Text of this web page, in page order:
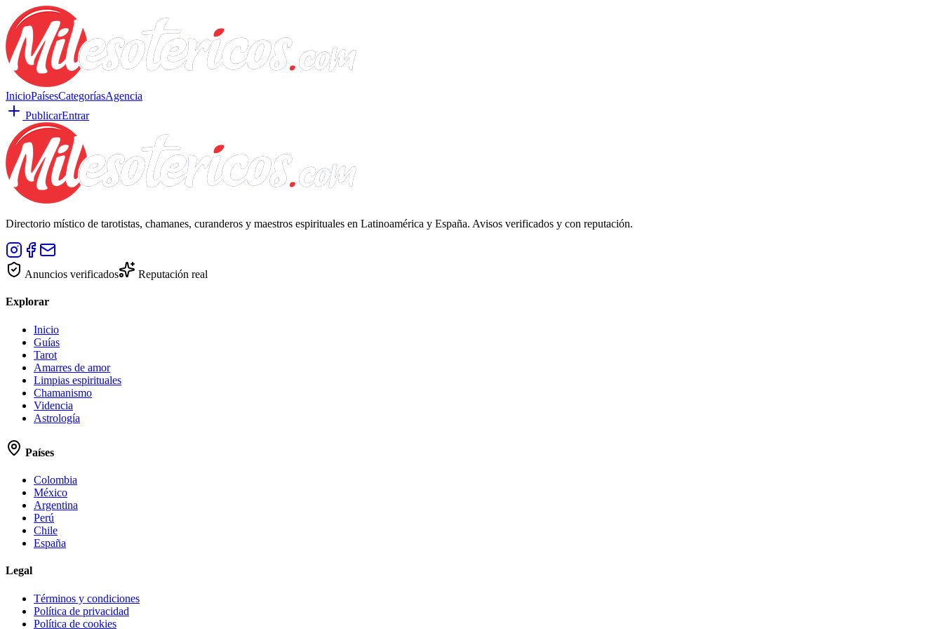
InicioPaísesCategoríasAgencia
PublicarEntrar
Directorio místico de tarotistas, chamanes, curanderos y maestros espirituales en Latinoamérica y España. Avisos verificados y con reputación.
Anuncios verificados Reputación real
Explorar
Inicio
Guías
Tarot
Amarres de amor
Limpias espirituales
Chamanismo
Videncia
Astrología
Países
Colombia
México
Argentina
Perú
Chile
España
Legal
Términos y condiciones
Política de privacidad
Política de cookies